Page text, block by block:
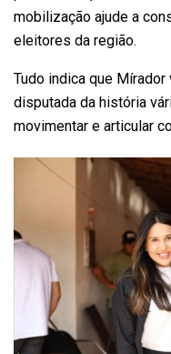
mobilização ajude a
eleitores da região.
Tudo indica que
disputada da história
movimentar e articular